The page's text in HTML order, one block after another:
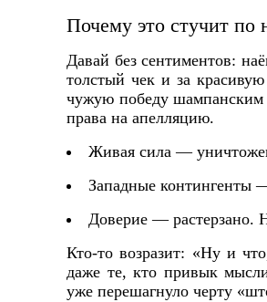
Почему это стучит по
Давай без сентиментов:
толстый чек и за
чужую победу шампанским
права на апелляцию.
Живая сила —
Западные контингенты
Доверие — растерзано.
Кто-то возразит: «Ну и
даже те, кто привык
уже перешагнуло черту